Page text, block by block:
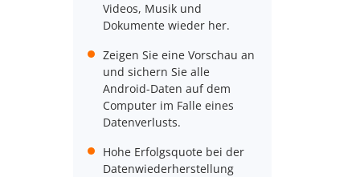
Videos, Musik und
Dokumente wieder her.
Zeigen Sie eine Vorschau an
und sichern Sie alle
Android-Daten auf dem
Computer im Falle eines
Datenverlusts.
Hohe Erfolgsquote bei der
Datenwiederherstellung